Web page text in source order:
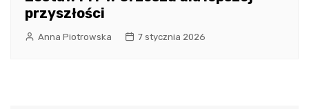
przyszłości
Anna Piotrowska 7 stycznia 2026